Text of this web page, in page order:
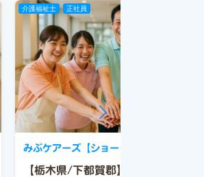
介護福祉士 正社員
【栃木県/下都賀郡】住宅手当等福利
みぶケアーズ【ショートステイ】